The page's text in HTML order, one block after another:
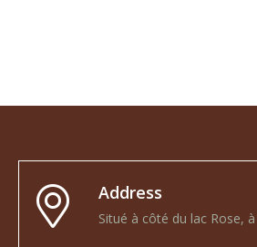
Address
Situé à côté du lac Rose,